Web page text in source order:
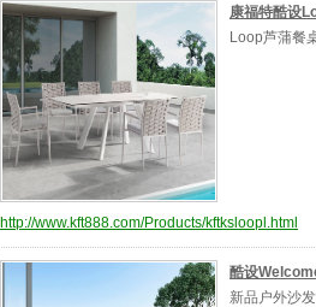
康福特酷设
Loop芦蒲餐
http://www.kft888.com/Products/kftksloopl.html
酷设
新品户外沙